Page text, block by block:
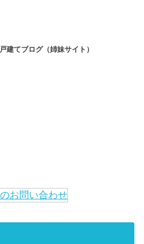
戸建てブログ（姉妹サイト）